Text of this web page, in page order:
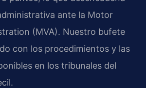
ante la Motor
(MVA). Nuestro bufete
con los procedimientos y las
en los tribunales del